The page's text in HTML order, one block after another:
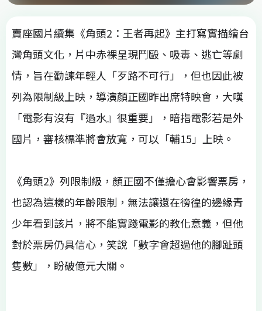
賣座國片續集《角頭2：王者再起》主打寫實描繪台
灣角頭文化，片中赤裸呈現鬥毆、吸毒、逃亡等劇
情，旨在勸諫年輕人「歹路不可行」，但也因此被
列為限制級上映，導演顏正國昨出席特映會，大嘆
「電影有沒有『過水』很重要」，暗指電影若是外
國片，審核標準將會放寬，可以「輔15」上映。
《角頭2》列限制級，顏正國不僅擔心會影響票房，
也認為這樣的年齡限制，無法讓還在徬徨的邊緣青
少年看到該片，將不能實踐電影的教化意義，但他
對於票房仍具信心，笑說「數字會超過他的腳趾頭
隻數」，盼破億元大關。